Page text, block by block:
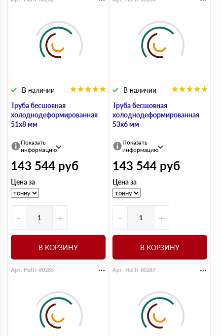
Труба бесшовная
холоднодеформированная
51х8 мм
В наличии
Показать
информацию
143 544 руб
Цена за
- +
В КОРЗИНУ
Труба бесшовная
холоднодеформированная
53х6 мм
В наличии
Показать
информацию
143 544 руб
Цена за
- +
В КОРЗИНУ
Арт. HolTr-80285 Арт. HolTr-80287